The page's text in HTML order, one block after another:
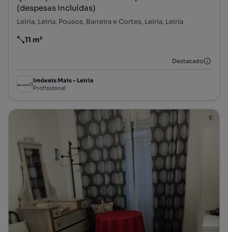
(despesas incluídas)
Leiria, Leiria, Pousos, Barreira e Cortes, Leiria, Leiria
Preço por metro quadrado
11 m²
Destacado
Imóveis Mais - Leiria
Profissional